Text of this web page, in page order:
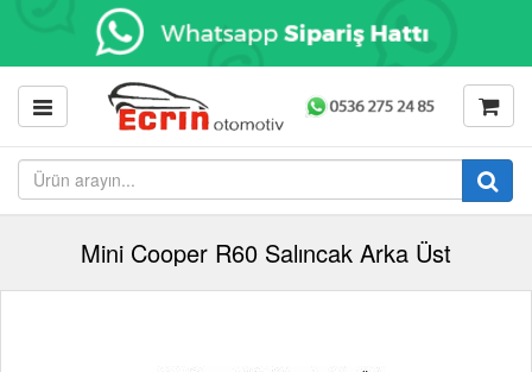
Mini Cooper R60 Salıncak Arka Üst